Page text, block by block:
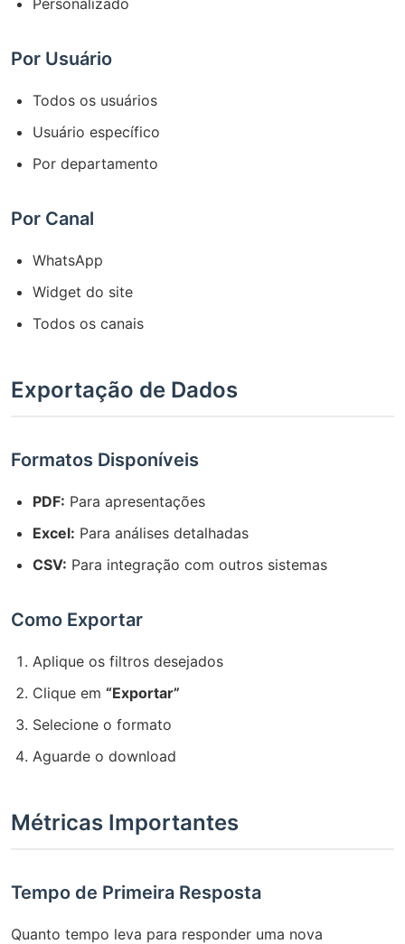
Personalizado
Por Usuário
Todos os usuários
Usuário específico
Por departamento
Por Canal
WhatsApp
Widget do site
Todos os canais
Exportação de Dados
Formatos Disponíveis
PDF: Para apresentações
Excel: Para análises detalhadas
CSV: Para integração com outros sistemas
Como Exportar
Aplique os filtros desejados
Clique em “Exportar”
Selecione o formato
Aguarde o download
Métricas Importantes
Tempo de Primeira Resposta
Quanto tempo leva para responder uma nova